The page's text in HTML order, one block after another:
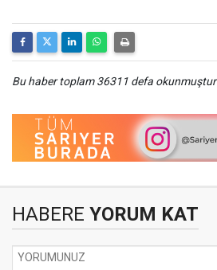
Bu haber toplam 36311 defa okunmuştur
HABERE YORUM KAT